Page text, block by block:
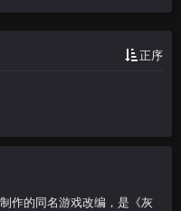
的骚动之后过了一年的某个
正序
作的同名游戏改编，是《灰